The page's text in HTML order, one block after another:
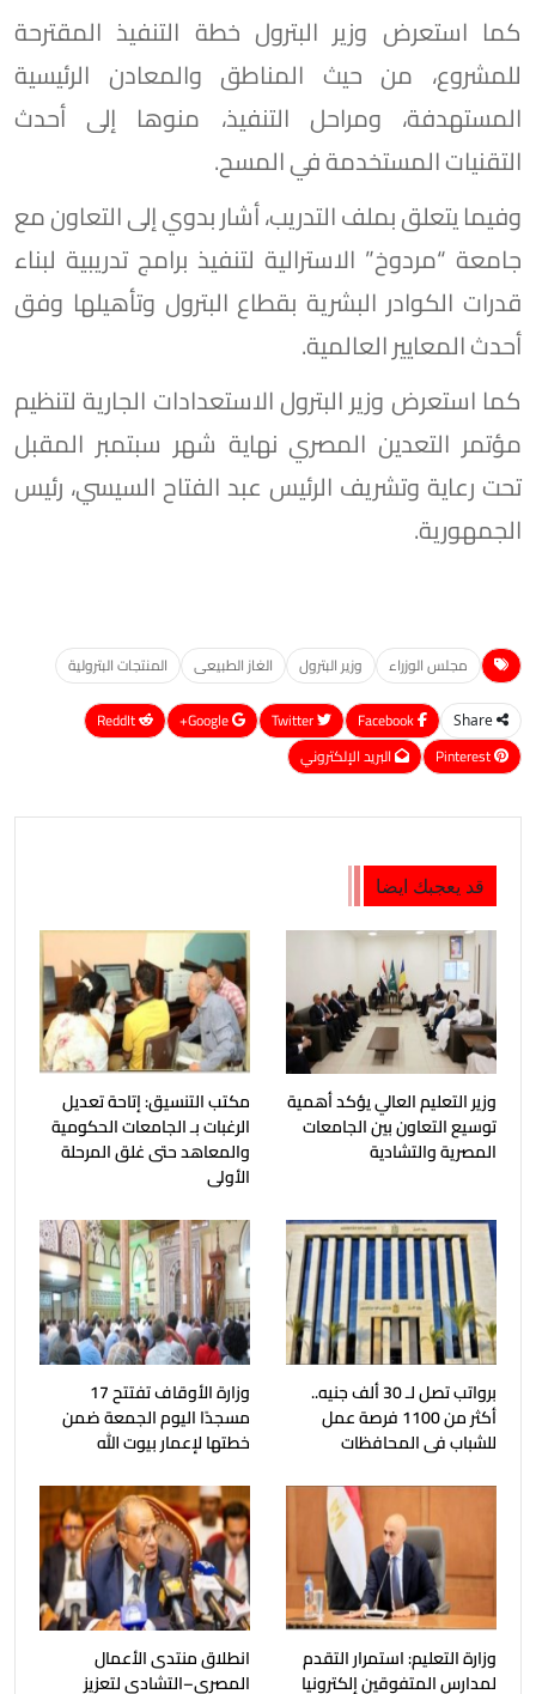
كما استعرض وزير البترول خطة التنفيذ المقترحة
للمشروع، من حيث المناطق والمعادن الرئيسية
المستهدفة، ومراحل التنفيذ، منوها إلى أحدث
التقنيات المستخدمة في المسح.
وفيما يتعلق بملف التدريب، أشار بدوي إلى التعاون مع
جامعة “مردوخ” الاسترالية لتنفيذ برامج تدريبية لبناء
قدرات الكوادر البشرية بقطاع البترول وتأهيلها وفق
أحدث المعايير العالمية.
كما استعرض وزير البترول الاستعدادات الجارية لتنظيم
مؤتمر التعدين المصري نهاية شهر سبتمبر المقبل
تحت رعاية وتشريف الرئيس عبد الفتاح السيسي، رئيس
الجمهورية.
مجلس الوزراء وزير البترول الغاز الطبيعى المنتجات البترولية
Share
Google+
ReddIt
Pinterest
البريد الإلكتروني
قد يعجبك ايضا
وزير التعليم العالي يؤكد أهمية
توسيع التعاون بين الجامعات
المصرية والتشادية
مكتب التنسيق: إتاحة تعديل
الرغبات بـ الجامعات الحكومية
والمعاهد حتى غلق المرحلة
الأولى
برواتب تصل لـ 30 ألف جنيه..
أكثر من 1100 فرصة عمل
للشباب فى المحافظات
وزارة الأوقاف تفتتح 17
مسجدًا اليوم الجمعة ضمن
خطتها لإعمار بيوت الله
وزارة التعليم: استمرار التقدم
لمدارس المتفوقين إلكترونيا
انطلاق منتدى الأعمال
المصري–التشادي لتعزيز